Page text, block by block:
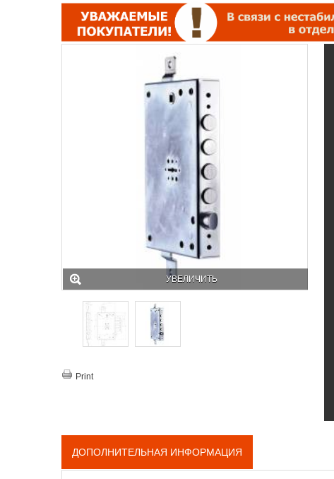
УВЕЛИЧИТЬ
Print
ДОПОЛНИТЕЛЬНАЯ ИНФОРМАЦИЯ